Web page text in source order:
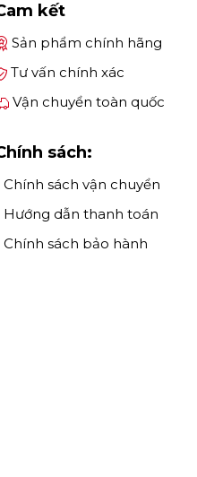
kết
Sản phẩm chính hãng
Tư vấn chính xác
Vận chuyển toàn quốc
sách:
Chính sách vận chuyển
Hướng dẫn thanh toán
Chính sách bảo hành